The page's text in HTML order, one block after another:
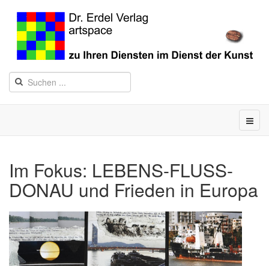
Im Fokus: LEBENS-FLUSS-
DONAU und Frieden in Europa